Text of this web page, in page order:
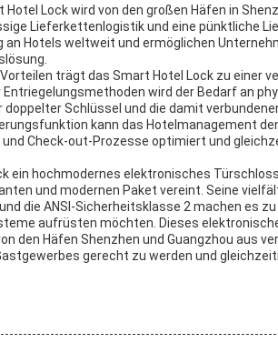
Lock wird von den großen Häfen in
Lieferkettenlogistik und eine pünktliche
Hotels weltweit und ermöglichen
trägt das Smart Hotel Lock zu einer
Entriegelungsmethoden wird der Bedarf an
doppelter Schlüssel und die damit
kann das Hotelmanagement
Check-out-Prozesse optimiert und
ein hochmodernes elektronisches
und modernen Paket vereint. Seine
die ANSI-Sicherheitsklasse 2 machen es
aufrüsten möchten. Dieses
den Häfen Shenzhen und Guangzhou aus
gerecht zu werden und